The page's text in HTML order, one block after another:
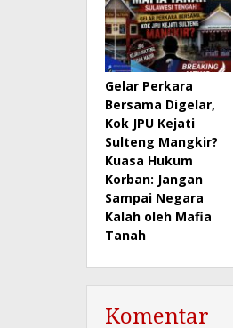
Gelar Perkara
Bersama Digelar,
Kok JPU Kejati
Sulteng Mangkir?
Kuasa Hukum
Korban: Jangan
Sampai Negara
Kalah oleh Mafia
Tanah
Komentar